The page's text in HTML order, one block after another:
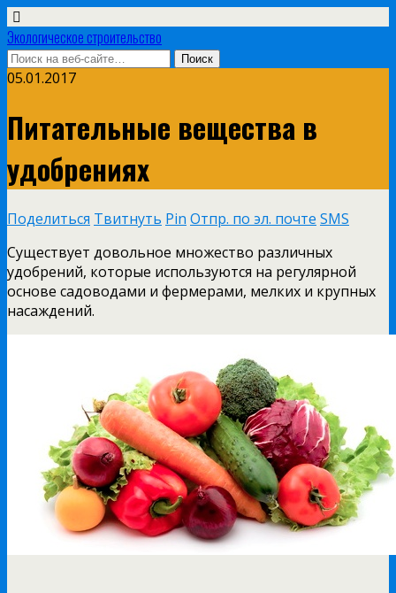
Экологическое строительство
05.01.2017
Питательные вещества в
удобрениях
Поделиться Твитнуть Pin Отпр. по эл. почте SMS
Существует довольное множество различных
удобрений, которые используются на регулярной
основе садоводами и фермерами, мелких и крупных
насаждений.